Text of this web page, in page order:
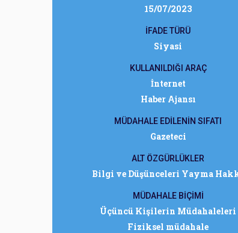
15/07/2023
İFADE TÜRÜ
Siyasi
KULLANILDIĞI ARAÇ
İnternet
Haber Ajansı
MÜDAHALE EDİLENİN SIFATI
Gazeteci
ALT ÖZGÜRLÜKLER
Bilgi ve Düşünceleri Yayma
MÜDAHALE BİÇİMİ
Üçüncü Kişilerin Müdahaleleri
Fiziksel müdahale